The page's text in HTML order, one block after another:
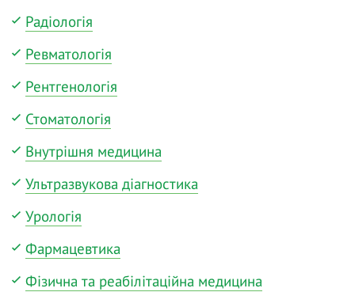
Радіологія
Ревматологія
Рентгенологія
Стоматологія
Внутрішня медицина
Ультразвукова діагностика
Урологія
Фармацевтика
Фізична та реабілітаційна медицина